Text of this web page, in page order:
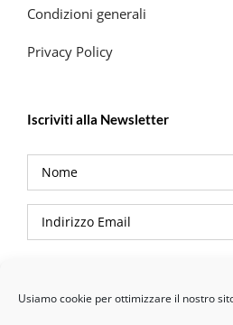
Usiamo cookie per ottimizzare il nostro
Condizioni generali
Privacy Policy
Iscriviti alla Newsletter